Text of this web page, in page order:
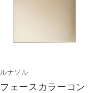
ルナソル
フェースカラーコン